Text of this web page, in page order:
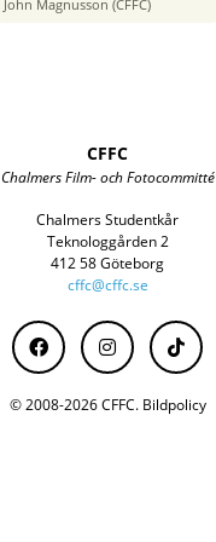
John Magnusson (CFFC)
CFFC
Chalmers Film- och Fotocommitté
Chalmers Studentkår
Teknologgården 2
412 58 Göteborg
cffc@cffc.se
© 2008-2026 CFFC. Bildpolicy